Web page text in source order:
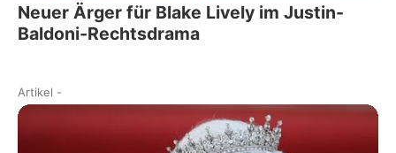
Neuer Ärger für Blake Lively im Justin-
Baldoni-Rechtsdrama
Artikel -